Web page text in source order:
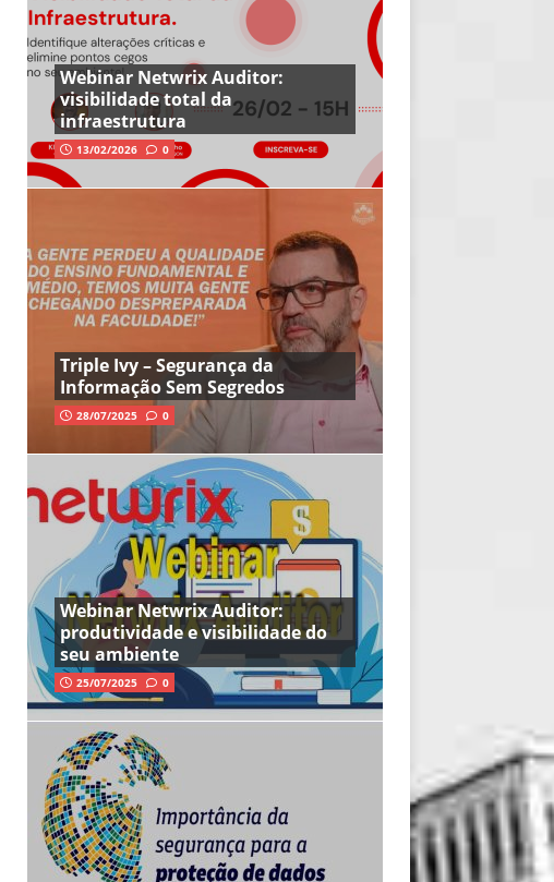
Webinar Netwrix Auditor:
visibilidade total da
infraestrutura
13/02/2026 0
Triple Ivy – Segurança da
Informação Sem Segredos
28/07/2025 0
Webinar Netwrix Auditor:
produtividade e visibilidade do
seu ambiente
25/07/2025 0